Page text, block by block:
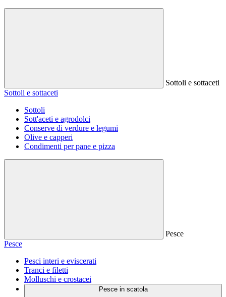
Sottoli e sottaceti
Sottoli e sottaceti
Sottoli
Sott'aceti e agrodolci
Conserve di verdure e legumi
Olive e capperi
Condimenti per pane e pizza
Pesce
Pesce
Pesci interi e eviscerati
Tranci e filetti
Molluschi e crostacei
Pesce in scatola